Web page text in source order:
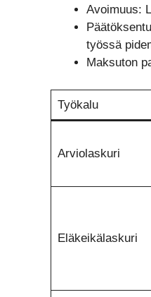
Avoimuus:
työssä
Maksuton
Työkalu
Arviolaskuri
Eläkeikälaskuri